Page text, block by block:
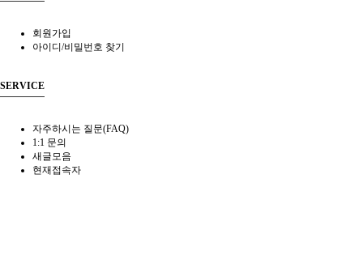
회원가입
아이디/비밀번호 찾기
SERVICE
자주하시는 질문(FAQ)
1:1 문의
새글모음
현재접속자